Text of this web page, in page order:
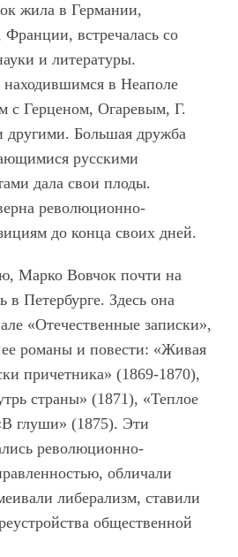
жила в Германии,
встречалась со
и литературы.
находившимся в Неаполе
с Герценом, Огаревым, Г.
Большая дружба
русскими
дала свои плоды.
революционно-
до конца своих дней.
Марко Вовчок почти на
в Петербурге. Здесь она
«Отечественные записки»,
романы и повести: «Живая
причетника» (1869-1870),
страны» (1871), «Теплое
глуши» (1875). Эти
революционно-
обличали
либерализм, ставили
общественной